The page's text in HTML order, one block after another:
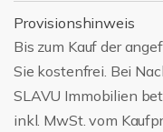
Provisionshinweis
Bis zum Kauf der
Sie kostenfrei. Bei
SLAVU Immobilien
inkl. MwSt. vom